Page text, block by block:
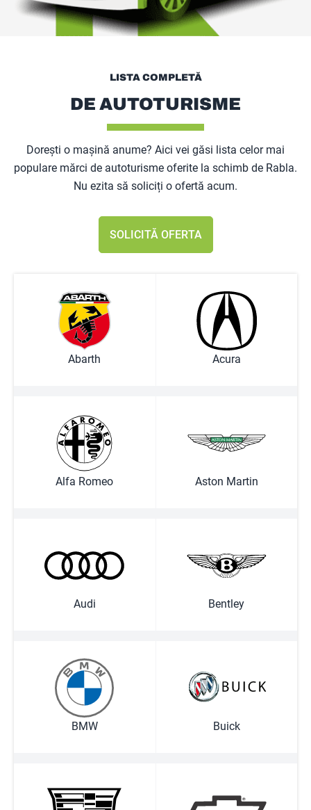
LISTA COMPLETĂ
DE AUTOTURISME
Dorești o mașină anume? Aici vei găsi lista celor mai
populare mărci de autoturisme oferite la schimb de Rabla.
Nu ezita să soliciți o ofertă acum.
SOLICITĂ OFERTA
Abarth Acura
Alfa Romeo Aston Martin
Audi Bentley
BMW Buick